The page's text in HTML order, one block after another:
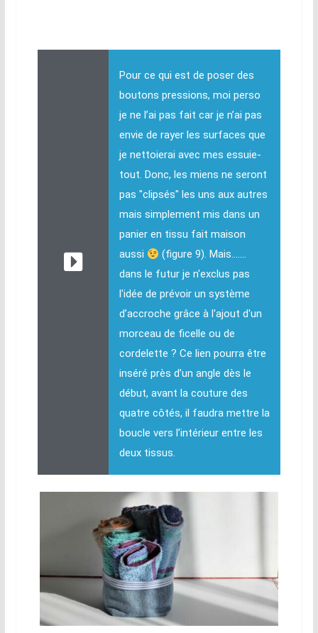
Pour ce qui est de poser des
boutons pressions, moi perso
je ne l’ai pas fait car je n’ai pas
envie de rayer les surfaces que
je nettoierai avec mes essuie-
tout. Donc, les miens ne seront
pas "clipsés" les uns aux autres
mais simplement mis dans un
panier en tissu fait maison
aussi
(figure 9). Mais.......
dans le futur je n'exclus pas
l'idée de prévoir un système
d’accroche grâce à l'ajout d'un
morceau de ficelle ou de
cordelette ? Ce lien pourra être
inséré près d’un angle dès le
début, avant la couture des
quatre côtés, il faudra mettre la
boucle vers l’intérieur entre les
deux tissus.